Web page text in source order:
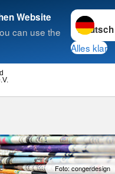
Website
can use the
Sprache
Alles klar
Suche
Foto: congerdesign